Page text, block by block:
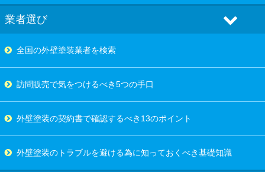
業者選び
全国の外壁塗装業者を検索
訪問販売で気をつけるべき5つの手口
外壁塗装の契約書で確認するべき13のポイント
外壁塗装のトラブルを避ける為に知っておくべき基礎知識